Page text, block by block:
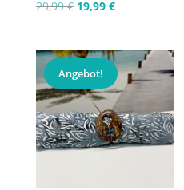
29,99€ Ursprünglicher
war:
29,99 €
19,99 €Aktueller
ist:
19,99 €.
Angebot!